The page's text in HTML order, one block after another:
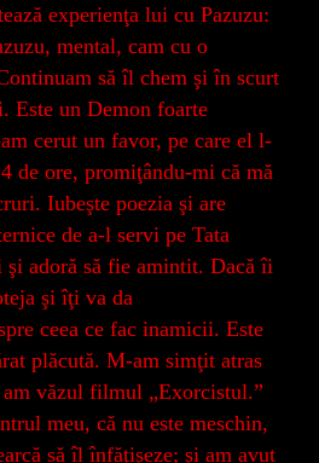
experienţa lui cu Pazuzu:
mental, cam cu o
să îl chem şi în scurt
Este un Demon foarte
cerut un favor, pe care el l-
de ore, promiţându-mi că mă
Iubeşte poezia şi are
de a-l servi pe Tata
şi adoră să fie amintit. Dacă îi
şi îţi va da
ceea ce fac inamicii. Este
plăcută. M-am simţit atras
am văzul filmul „Exorcistul.”
meu, că nu este meschin,
să îl înfăţişeze; şi am avut